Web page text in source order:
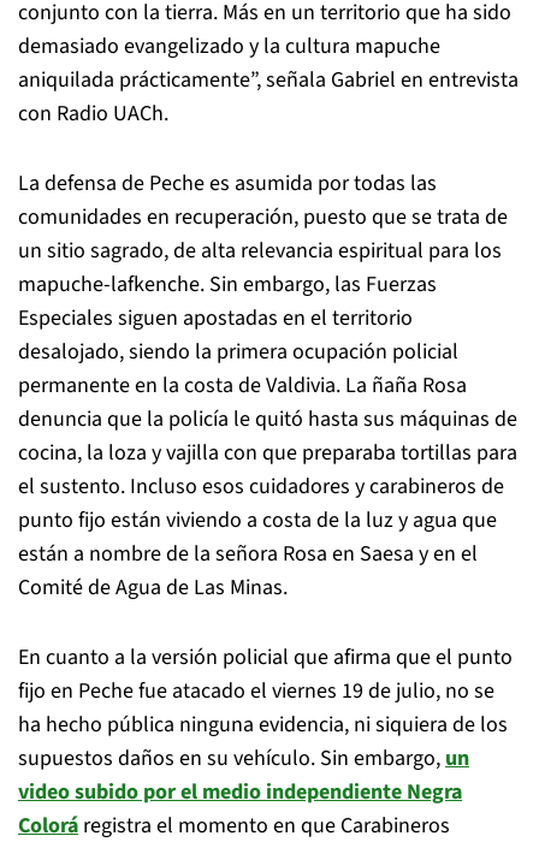
conjunto con la tierra. Más en un territorio que ha sido
demasiado evangelizado y la cultura mapuche
aniquilada prácticamente”, señala Gabriel en entrevista
con Radio UACh.
La defensa de Peche es asumida por todas las
comunidades en recuperación, puesto que se trata de
un sitio sagrado, de alta relevancia espiritual para los
mapuche-lafkenche. Sin embargo, las Fuerzas
Especiales siguen apostadas en el territorio
desalojado, siendo la primera ocupación policial
permanente en la costa de Valdivia. La ñaña Rosa
denuncia que la policía le quitó hasta sus máquinas de
cocina, la loza y vajilla con que preparaba tortillas para
el sustento. Incluso esos cuidadores y carabineros de
punto fijo están viviendo a costa de la luz y agua que
están a nombre de la señora Rosa en Saesa y en el
Comité de Agua de Las Minas.
En cuanto a la versión policial que afirma que el punto
fijo en Peche fue atacado el viernes 19 de julio, no se
ha hecho pública ninguna evidencia, ni siquiera de los
supuestos daños en su vehículo. Sin embargo, un
video subido por el medio independiente Negra
Colorá registra el momento en que Carabineros